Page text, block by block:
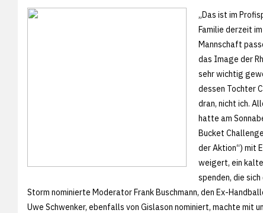
„Das ist im
Familie derzeit
Mannschaft
das Image der
sehr wichtig
dessen Tochter
dran, nicht ich.
hatte am
Bucket
der Aktion“) mit
weigert, ein
spenden, die
Storm nominierte Moderator Frank Buschmann, den Ex-
Uwe Schwenker, ebenfalls von Gislason nominiert, machte mit